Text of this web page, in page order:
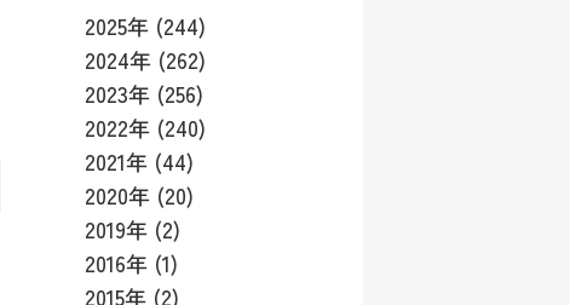
2025年 (244)
2024年 (262)
2023年 (256)
2022年 (240)
2021年 (44)
2020年 (20)
2019年 (2)
2016年 (1)
2015年 (2)